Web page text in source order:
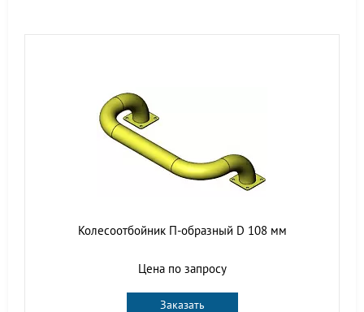
Колесоотбойник П-образный D 108 мм
Цена по запросу
Заказать